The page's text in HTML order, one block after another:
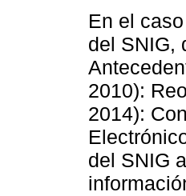
En el
del SNIG,
2010):
2014):
del SNIG